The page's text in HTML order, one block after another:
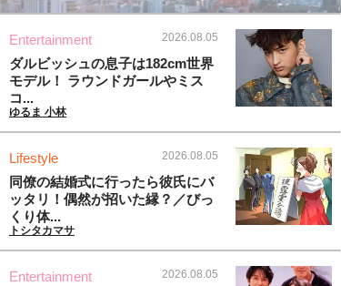
Entertainment 2026.08.05
ダルビッシュの息子は182cm世界
モデル！ ラウンドガールやミス
コ...
ゆるま 小林
Lifestyle 2026.08.05
同僚の結婚式に行ったら彼氏にバ
ッタリ！偶然が招いた縁？／びっ
くり体...
トシタカマサ
Entertainment 2026.08.05